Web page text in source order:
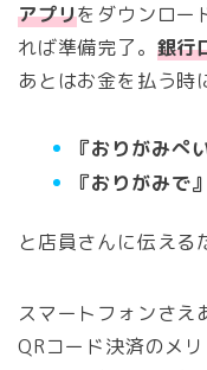
アプリをダウンロー
れば準備完了。 銀行
あとはお金を払う時
『おりがみぺ
『おりがみで』
と店員さんに伝える
スマートフォンさえ
QRコード決済のメ